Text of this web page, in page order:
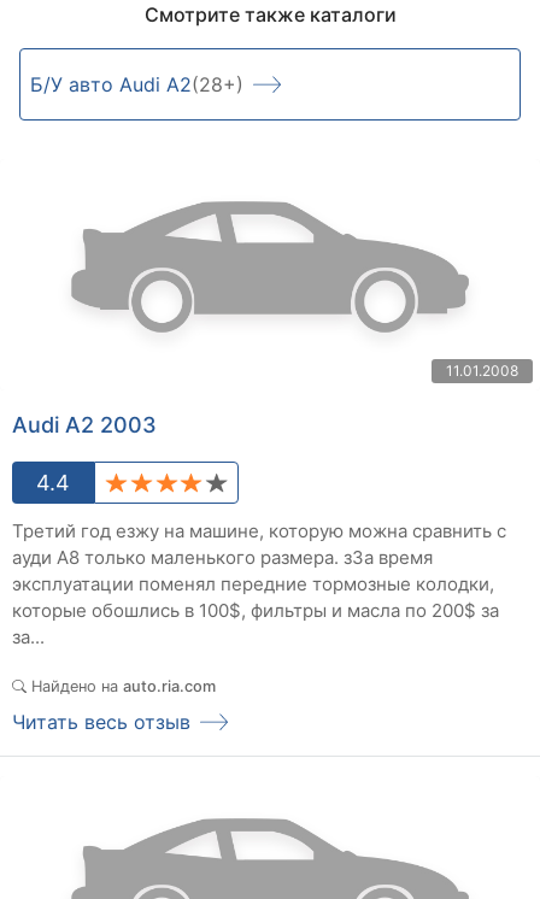
Смотрите также каталоги
Б/У авто Audi A2(28+)
11.01.2008
Audi A2 2003
4.4
Третий год езжу на машине, которую можна сравнить с
ауди А8 только маленького размера. зЗа время
эксплуатации поменял передние тормозные колодки,
которые обошлись в 100$, фильтры и масла по 200$ за
за...
Найдено на auto.ria.com
Читать весь отзыв